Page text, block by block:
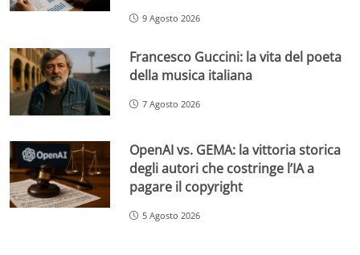
9 Agosto 2026
Francesco Guccini: la vita del poeta
della musica italiana
7 Agosto 2026
OpenAI vs. GEMA: la vittoria storica
degli autori che costringe l’IA a
pagare il copyright
5 Agosto 2026